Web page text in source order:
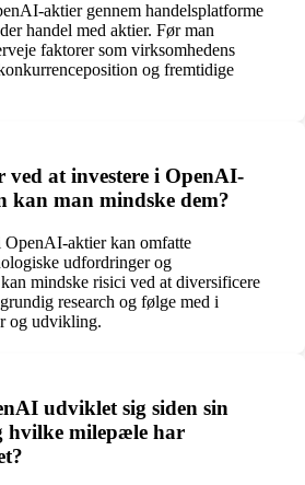
aktier gennem handelsplatforme
handel med aktier. Før man
faktorer som virksomhedens
og fremtidige
ved at investere i OpenAI-
kan man mindske dem?
OpenAI-aktier kan omfatte
udfordringer og
mindske risici ved at diversificere
research og følge med i
og udvikling.
udviklet sig siden sin
hvilke milepæle har